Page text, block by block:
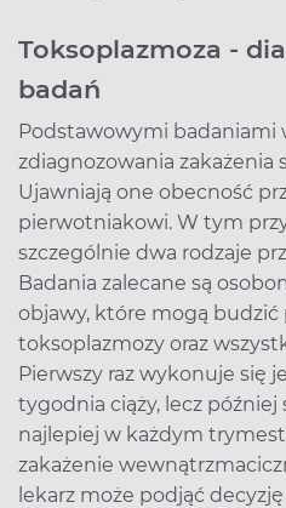
Toksoplazmoza -
badań
Podstawowymi badaniami
zdiagnozowania zakażenia
Ujawniają one obecność
pierwotniakowi. W tym
szczególnie dwa rodzaje
Badania zalecane są
objawy, które mogą budzić
toksoplazmozy oraz
Pierwszy raz wykonuje się
tygodnia ciąży, lecz później
najlepiej w każdym
zakażenie
lekarz może podjąć